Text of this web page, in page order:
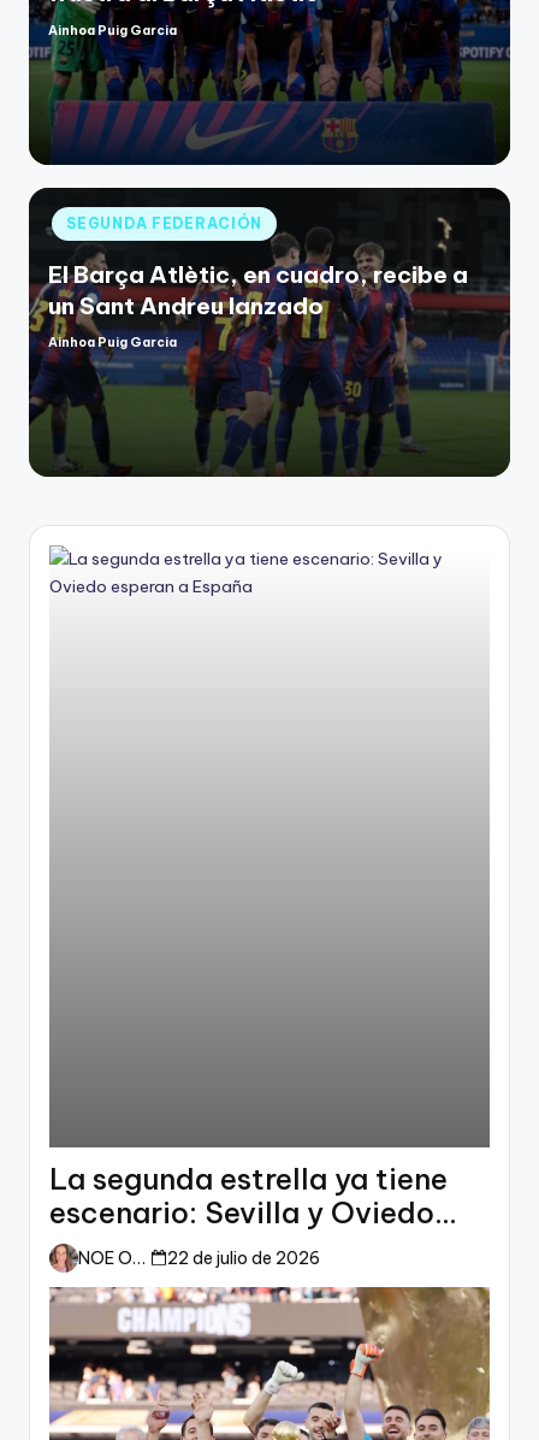
Ainhoa Puig Garcia
SEGUNDA FEDERACIÓN
El Barça Atlètic, en cuadro, recibe a
un Sant Andreu lanzado
Ainhoa Puig Garcia
La segunda estrella ya tiene
escenario: Sevilla y Oviedo
esperan a España
NOE ORTIZ 22 de julio de 2026